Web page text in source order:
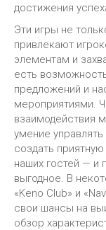
достижения
Эти игры не
привлекают
элементам и
есть
предложений и
мероприятиями.
взаимодействия
умение
создать
наших гостей — и
выгодное. В
«Keno Club» и
свои шансы на
обзор